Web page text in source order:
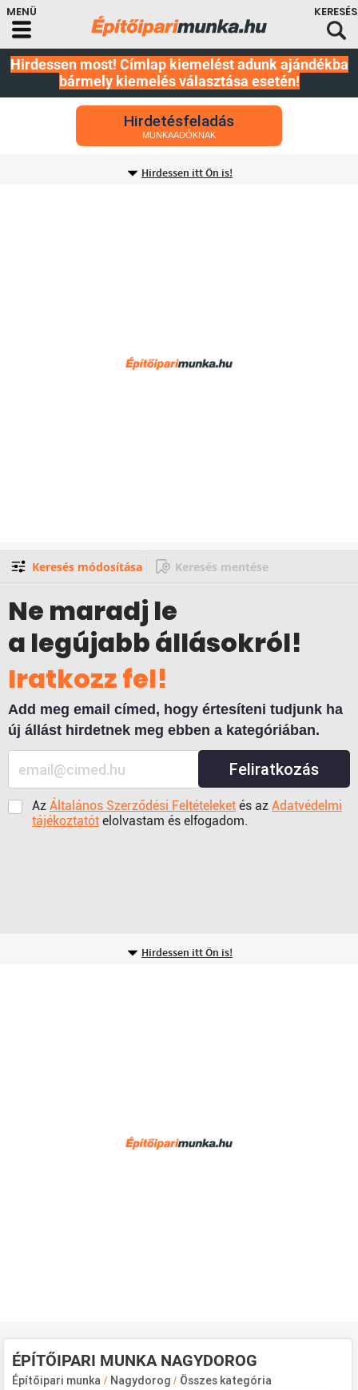
Hirdessen most! Címlap kiemelést adunk ajándékba
bármely kiemelés választása esetén!
Hirdetésfeladás
MUNKAADÓKNAK
Hirdessen itt Ön is!
Keresés módosítása Keresés mentése
Ne maradj le
a legújabb állásokról!
Iratkozz fel!
Add meg email címed, hogy értesíteni tudjunk ha
új állást hirdetnek meg ebben a kategóriában.
Feliratkozás
Az Általános Szerződési Feltételeket és az Adatvédelmi
tájékoztatót elolvastam és elfogadom.
Hirdessen itt Ön is!
ÉPÍTŐIPARI MUNKA NAGYDOROG
Építőipari munka / Nagydorog/ Összes kategória